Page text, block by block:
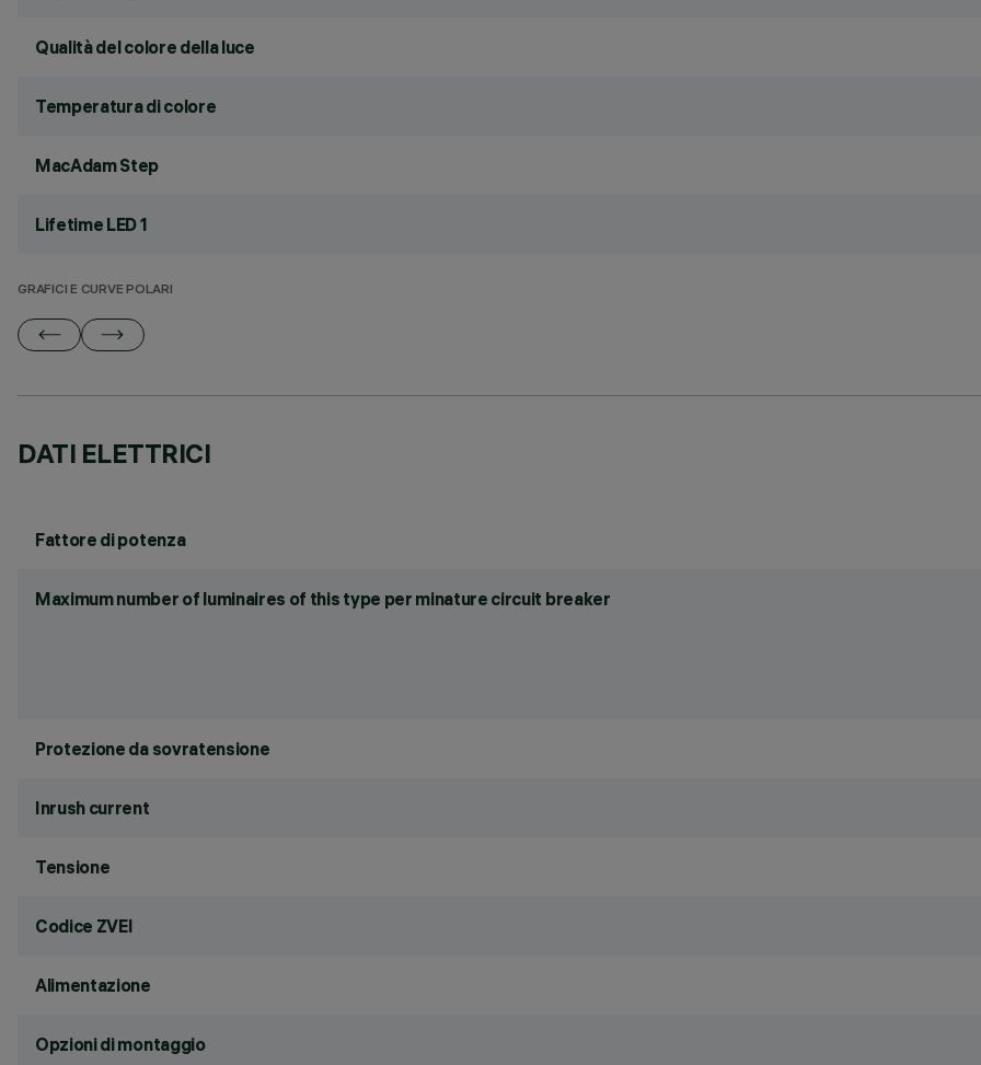
Qualità del colore della luce
Temperatura di colore
MacAdam Step
Lifetime LED 1
GRAFICI E CURVE POLARI
DATI ELETTRICI
Fattore di potenza
Maximum number of luminaires of this type per minature circuit breaker
Protezione da sovratensione
Inrush current
Tensione
Codice ZVEI
Alimentazione
Opzioni di montaggio